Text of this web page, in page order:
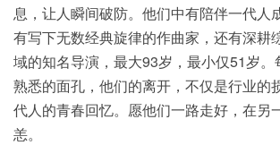
息，让人瞬间破防。他们中有陪伴一代人
有写下无数经典旋律的作曲家，还有深耕
域的知名导演 ，最大93岁，最小仅51岁
熟悉的面孔，他们的离开，不仅是行业的
代人的青春回忆。愿他们一路走好，在另
恙。